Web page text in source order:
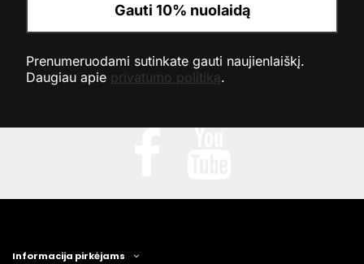
Gauti 10% nuolaidą
Prenumeruodami sutinkate gauti naujienlaiškį.
Daugiau apie privatumo politiką.
Informacija pirkėjams